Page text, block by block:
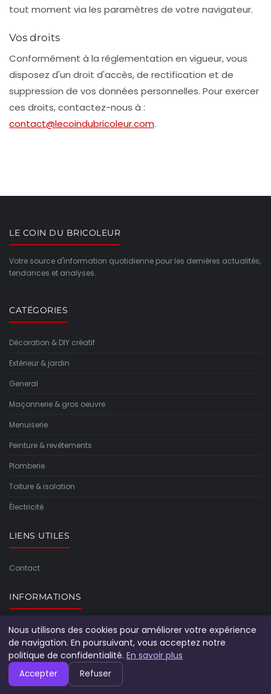
tout moment via les paramètres de votre navigateur.
Vos droits
Conformément à la réglementation en vigueur, vous
disposez d'un droit d'accès, de rectification et de
suppression de vos données personnelles. Pour exercer
ces droits, contactez-nous à :
contact@lecoindubricoleur.com.
LE COIN DU BRICOLEUR
Votre source d'information quotidienne pour les dernières actualités,
tendances et analyses.
CATÉGORIES
Décoration & DIY créatif
Extérieur & jardin
General
Maçonnerie & gros oeuvre
Menuiserie
Peinture & revêtements
Plomberie
Toiture & isolation
Électricité
LIENS UTILES
Contact
INFORMATIONS
Plan du site
© 2026 Le Coin Du Bricoleur. Tous droits réservés.
Nous utilisons des cookies pour améliorer votre expérience
de navigation. En poursuivant, vous acceptez notre
politique de confidentialité. En savoir plus
Accepter Refuser